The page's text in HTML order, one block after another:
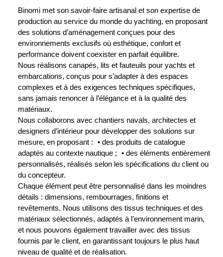
Binomi met son savoir-faire artisanal et son expertise de
production au service du monde du yachting, en proposant
des solutions d’aménagement conçues pour des
environnements exclusifs où esthétique, confort et
performance doivent coexister en parfait équilibre.
Nous réalisons canapés, lits et fauteuils pour yachts et
embarcations, conçus pour s’adapter à des espaces
complexes et à des exigences techniques spécifiques,
sans jamais renoncer à l’élégance et à la qualité des
matériaux.
Nous collaborons avec chantiers navals, architectes et
designers d’intérieur pour développer des solutions sur
mesure, en proposant : • des produits de catalogue
adaptés au contexte nautique ; • des éléments entièrement
personnalisés, réalisés selon les spécifications du client ou
du concepteur.
Chaque élément peut être personnalisé dans les moindres
détails : dimensions, rembourrages, finitions et
revêtements. Nous utilisons des tissus techniques et des
matériaux sélectionnés, adaptés à l’environnement marin,
et nous pouvons également travailler avec des tissus
fournis par le client, en garantissant toujours le plus haut
niveau de qualité et de réalisation.